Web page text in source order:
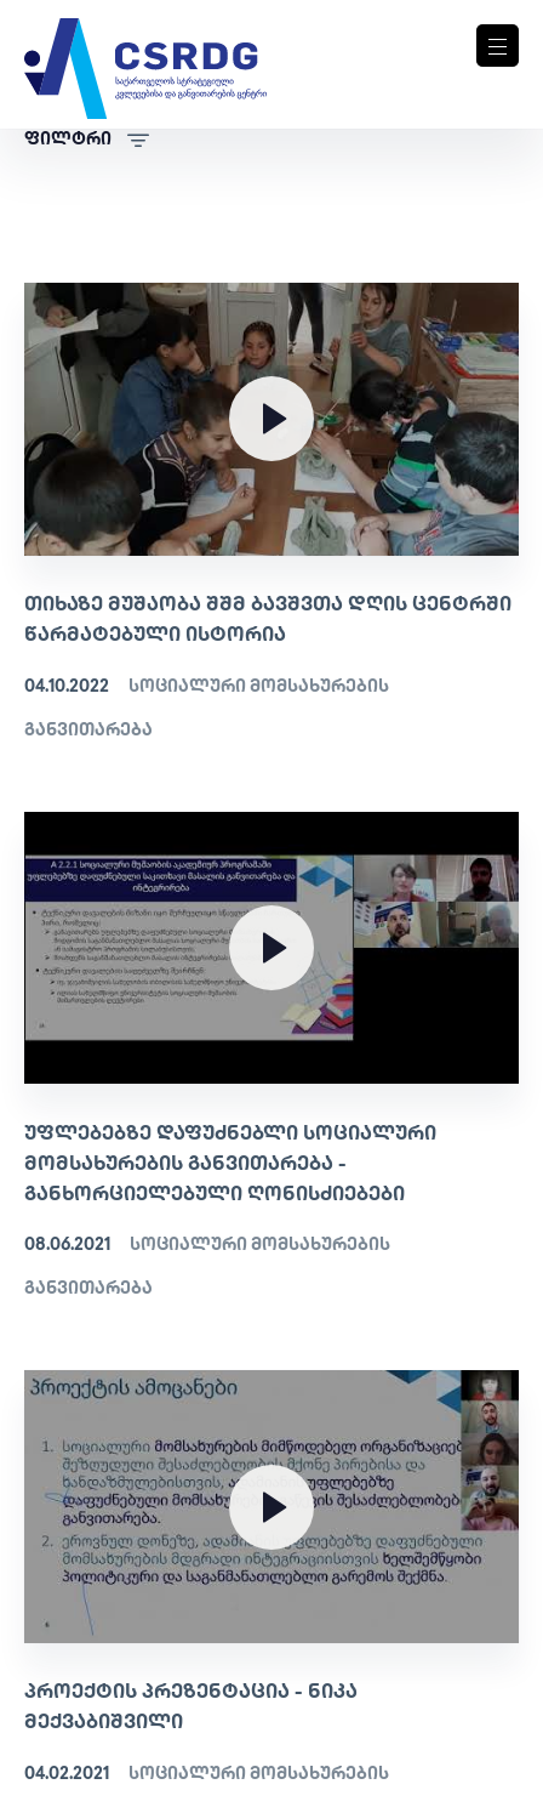
ფილტრი
ᲗᲘᲮᲐᲖᲔ ᲛᲣᲨᲐᲝᲑᲐ ᲨᲨᲛ ᲑᲐᲕᲨᲕᲗᲐ ᲓᲦᲘᲡ ᲪᲔᲜᲢᲠᲨᲘ
ᲬᲐᲠᲛᲐᲢᲔᲑᲣᲚᲘ ᲘᲡᲢᲝᲠᲘᲐ
04.10.2022 სოციალური მომსახურების
განვითარება
ᲣᲤᲚᲔᲑᲔᲑᲖᲔ ᲓᲐᲤᲣᲫᲜᲔᲑᲚᲘ ᲡᲝᲪᲘᲐᲚᲣᲠᲘ
ᲛᲝᲛᲡᲐᲮᲣᲠᲔᲑᲘᲡ ᲒᲐᲜᲕᲘᲗᲐᲠᲔᲑᲐ -
ᲒᲐᲜᲮᲝᲠᲪᲘᲔᲚᲔᲑᲣᲚᲘ ᲦᲝᲜᲘᲡᲫᲘᲔᲑᲔᲑᲘ
08.06.2021 სოციალური მომსახურების
განვითარება
ᲞᲠᲝᲔᲥᲢᲘᲡ ᲞᲠᲔᲖᲔᲜᲢᲐᲪᲘᲐ - ᲜᲘᲙᲐ
ᲛᲔᲥᲕᲐᲑᲘᲨᲕᲘᲚᲘ
04.02.2021 სოციალური მომსახურების